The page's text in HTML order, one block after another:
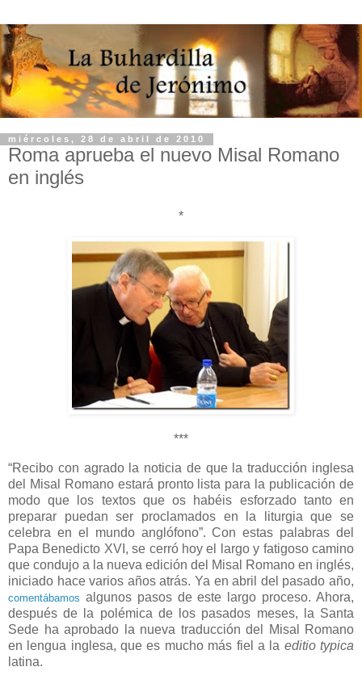
miércoles, 28 de abril de 2010
Roma aprueba el nuevo Misal Romano
en inglés
*
***
“Recibo con agrado la noticia de que la traducción inglesa
del Misal Romano estará pronto lista para la publicación de
modo que los textos que os habéis esforzado tanto en
preparar puedan ser proclamados en la liturgia que se
celebra en el mundo anglófono”. Con estas palabras del
Papa Benedicto XVI, se cerró hoy el largo y fatigoso camino
que condujo a la nueva edición del Misal Romano en inglés,
iniciado hace varios años atrás. Ya en abril del pasado año,
comentábamos algunos pasos de este largo proceso. Ahora,
después de la polémica de los pasados meses, la Santa
Sede ha aprobado la nueva traducción del Misal Romano
en lengua inglesa, que es mucho más fiel a la editio typica
latina.